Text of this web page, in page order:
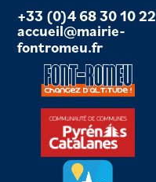
+33 (0)4 68 30 10 22
accueil@mairie-
fontromeu.fr